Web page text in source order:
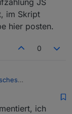
JS
im Skript
hier posten.
0
ich